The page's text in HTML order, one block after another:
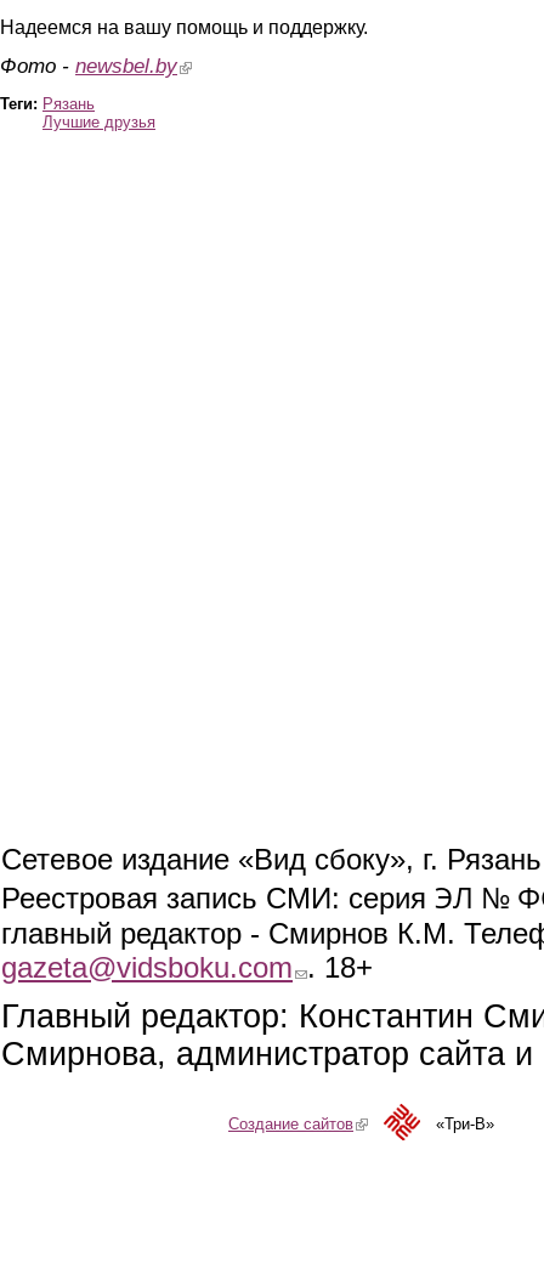
Надеемся на вашу помощь и поддержку.
Фото - newsbel.by(link is external)
Теги: Рязань
Лучшие друзья
Сетевое издание «Вид сбоку», г.
Реестровая запись СМИ: серия ЭЛ №
главный редактор - Смирнов К.М.
gazeta@vidsboku.com (link sends e-mail)
. 18+
Главный редактор: Константин
Смирнова, администратор сайта
Создание сайтов(link is external)«Три-В»